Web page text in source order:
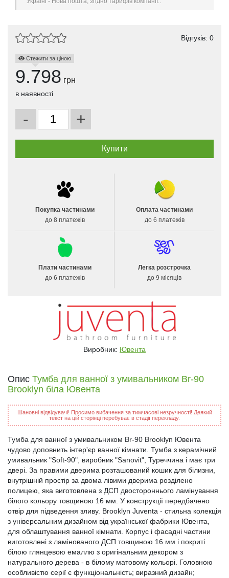
Відгуків: 0
Стежити за ціною
9.798 грн
в наявності
- +
Покупка частинами
до 8 платежів
Оплата частинами
до 6 платежів
Плати частинами
до 6 платежів
Легка розстрочка
до 9 місяців
Виробник: Ювента
Опис Тумба для ванної з умивальником Br-90
Brooklyn біла Ювента
Шановні відвідувачі! Просимо вибачення за тимчасові незручності! Деякий
текст на цій сторінці перебуває в стадії перекладу.
Тумба для ванної з умивальником Br-90 Brooklyn Ювента
чудово доповнить інтер'єр ванної кімнати. Тумба з керамічний
умивальник "Soft-90", виробник "Sanovit", Туреччина і має три
двері. За правими дверима розташований кошик для білизни,
внутрішній простір за двома лівими дверима розділено
полицею, яка виготовлена з ДСП двостороннього ламінування
білого кольору товщиною 16 мм. У конструкції передбачено
отвір для підведення зливу. Brooklyn Juventa - стильна колекція
з універсальним дизайном від української фабрики Ювента,
для облаштування ванної кімнати. Корпус і фасадні частини
виготовлені з ламінованого ДСП товщиною 16 мм і покриті
білою глянцевою емаллю з оригінальним декором з
натурального дерева - в білому матовому кольорі. Головною
особливістю серії є функціональність; виразний дизайн;